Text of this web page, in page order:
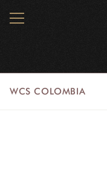
MENU
WCS COLOMBIA